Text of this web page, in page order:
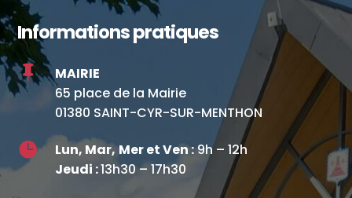
Informations pratiques

MAIRIE
65 place de la Mairie
01380 SAINT-CYR-SUR-MENTHON
 Lun, Mar,Mer et Ven :9h – 12h
Jeudi :13h30 – 17h30